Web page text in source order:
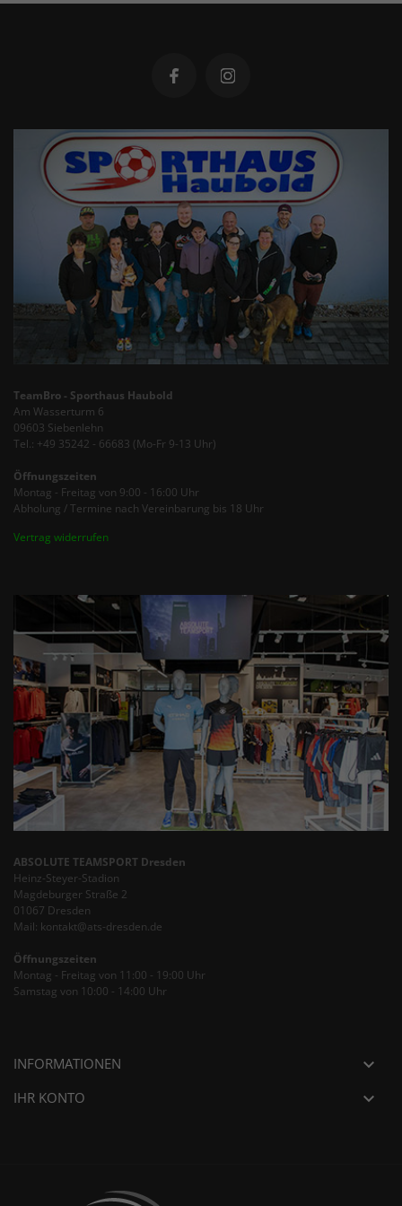
TeamBro - Sporthaus Haubold
Am Wasserturm 6
09603 Siebenlehn
Tel.: +49 35242 - 66683 (Mo-Fr 9-13 Uhr)
Öffnungszeiten
Montag - Freitag von 9:00 - 16:00 Uhr
Abholung / Termine nach Vereinbarung bis 18 Uhr
Vertrag widerrufen
ABSOLUTE TEAMSPORT Dresden
Heinz-Steyer-Stadion
Magdeburger Straße 2
01067 Dresden
Mail: kontakt@ats-dresden.de
Öffnungszeiten
Montag - Freitag von 11:00 - 19:00 Uhr
Samstag von 10:00 - 14:00 Uhr
INFORMATIONEN 
IHR KONTO 